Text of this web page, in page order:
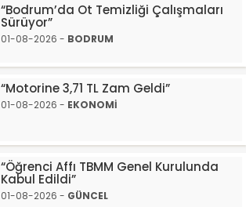
“Bodrum’da Ot Temizliği Çalışmaları
Sürüyor”
01-08-2026 - BODRUM
“Motorine 3,71 TL Zam Geldi”
01-08-2026 - EKONOMİ
“Öğrenci Affı TBMM Genel Kurulunda
Kabul Edildi”
01-08-2026 - GÜNCEL